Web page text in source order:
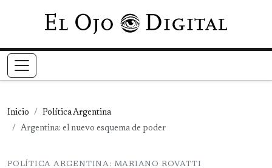
Pasar al contenido principal
Inicio
Política Argentina
Argentina: el nuevo esquema de poder
POLÍTICA ARGENTINA: MARIANO ROVATTI